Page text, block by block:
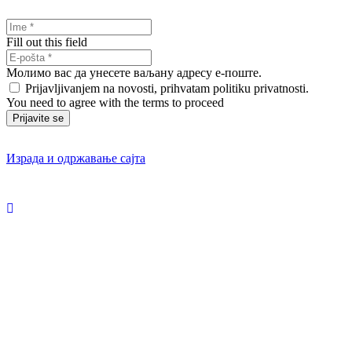
Fill out this field
Молимо вас да унесете ваљану адресу е-поште.
Prijavljivanjem na novosti, prihvatam politiku privatnosti.
You need to agree with the terms to proceed
Prijavite se
Израда и одржавање сајта